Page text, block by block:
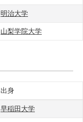
明治大学
山梨学院大学
出身
早稲田大学